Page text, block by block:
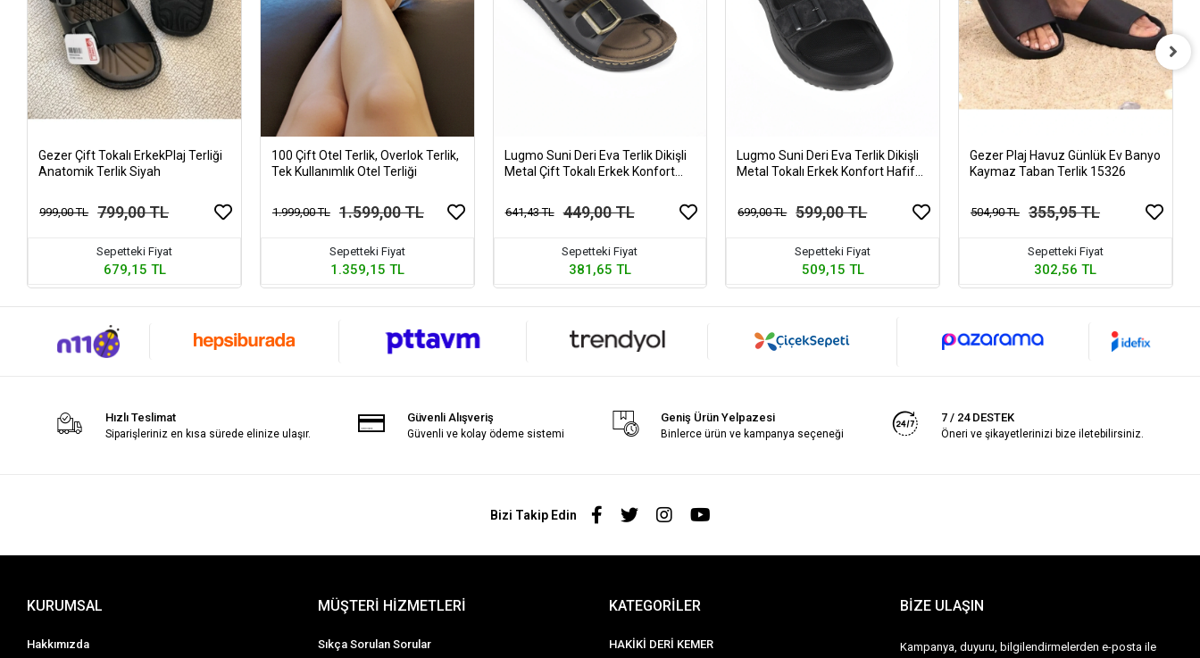
Gezer Çift Tokalı ErkekPlaj Terliği
Anatomik Terlik Siyah
999,00 TL 799,00 TL
Sepetteki Fiyat
679,15 TL
100 Çift Otel Terlik, Overlok Terlik,
Tek Kullanımlık Otel Terliği
1.999,00 TL 1.599,00 TL
Sepetteki Fiyat
1.359,15 TL
Lugmo Suni Deri Eva Terlik Dikişli
Metal Çift Tokalı Erkek Konfort
641,43 TL 449,00 TL
Sepetteki Fiyat
381,65 TL
Lugmo Suni Deri Eva Terlik Dikişli
Metal Tokalı Erkek Konfort Hafif
699,00 TL 599,00 TL
Sepetteki Fiyat
509,15 TL
Gezer Plaj Havuz Günlük Ev Banyo
Kaymaz Taban Terlik 15326
504,90 TL 355,95 TL
Sepetteki Fiyat
302,56 TL
Hızlı Teslimat
Siparişleriniz en kısa sürede elinize ulaşır.
Güvenli Alışveriş
Güvenli ve kolay ödeme sistemi
Geniş Ürün Yelpazesi
Binlerce ürün ve kampanya seçeneği
7 / 24 DESTEK
Öneri ve şikayetlerinizi bize iletebilirsiniz.
Bizi Takip Edin
KURUMSAL
Hakkımızda
MÜŞTERİ HİZMETLERİ
Sıkça Sorulan Sorular
KATEGORİLER
HAKİKİ DERİ KEMER
BİZE ULAŞIN
Kampanya, duyuru, bilgilendirmelerden e-posta ile